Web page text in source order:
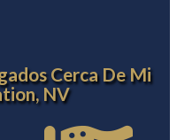
Cerca De Mi
NV